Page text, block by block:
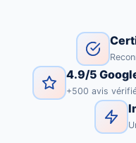
4.9/5
+500 avis